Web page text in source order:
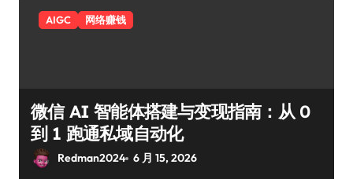
AIGC 网络赚钱
微信 AI 智能体搭建与变现指南：从 0
到 1 跑通私域自动化
Redman2024 6 月 15, 2026